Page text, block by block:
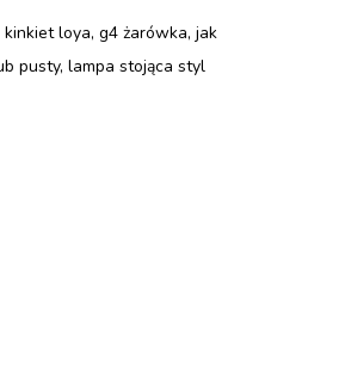
loya, g4 żarówka, jak
pusty, lampa stojąca styl